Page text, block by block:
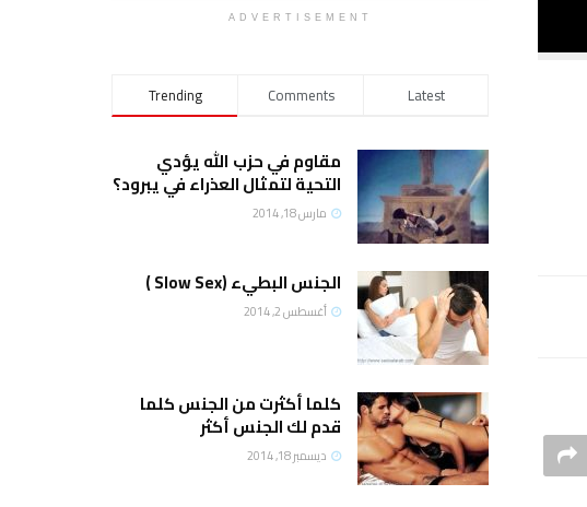
ADVERTISEMENT
Trending Comments Latest
مقاوم في حزب الله يؤدي
التحية لتمثال العذراء في يبرود؟
مارس 18, 2014
الجنس البطيء (Slow Sex )
أغسطس 2, 2014
كلما أكثرت من الجنس كلما
قدم لك الجنس أكثر
ديسمبر 18, 2014